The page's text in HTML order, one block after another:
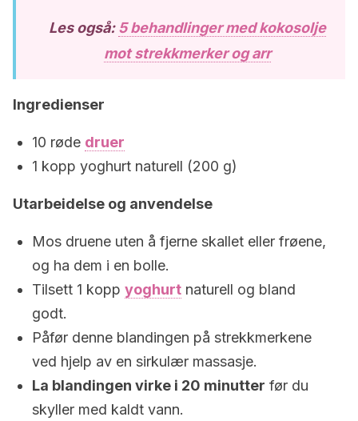
Les også:5 behandlinger med kokosolje
mot strekkmerker og arr
Ingredienser
10 røde druer
1 kopp yoghurt naturell (200 g)
Utarbeidelse og anvendelse
Mos druene uten å fjerne skallet eller frøene,
og ha dem i en bolle.
Tilsett 1 kopp yoghurt naturell og bland
godt.
Påfør denne blandingen på strekkmerkene
ved hjelp av en sirkulær massasje.
La blandingen virke i 20 minutter før du
skyller med kaldt vann.